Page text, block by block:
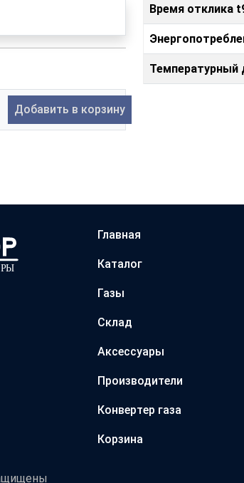
Добавить в корзину
Время отклика
Температурный
Главная
Каталог
Газы
Склад
Аксессуары
Производители
Конвертер газа
Корзина